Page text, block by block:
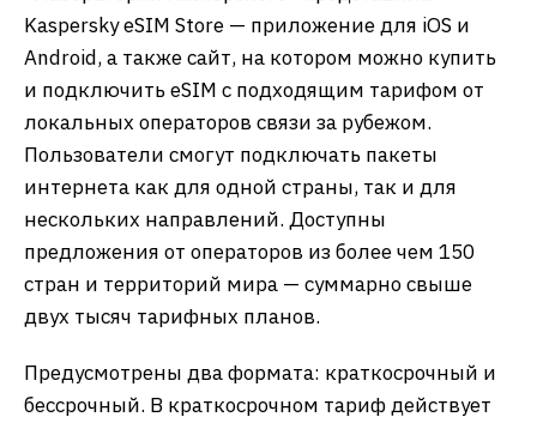
Kaspersky eSIM Store — приложение для iOS и
Android, а также сайт, на котором можно купить
и подключить eSIM с подходящим тарифом от
локальных операторов связи за рубежом.
Пользователи смогут подключать пакеты
интернета как для одной страны, так и для
нескольких направлений. Доступны
предложения от операторов из более чем 150
стран и территорий мира — суммарно свыше
двух тысяч тарифных планов.
Предусмотрены два формата: краткосрочный и
бессрочный. В краткосрочном тариф действует